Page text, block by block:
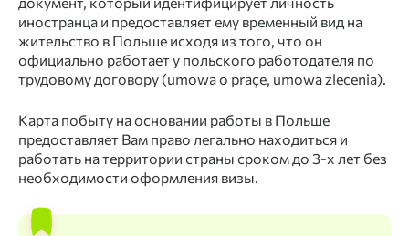
иностранца и предоставляет ему временный вид на
жительство в Польше исходя из того, что он
официально работает у польского работодателя по
трудовому договору (umowa o praçe, umowa zlecenia).
Карта побыту на основании работы в Польше
предоставляет Вам право легально находиться и
работать на территории страны сроком до 3-х лет без
необходимости оформления визы.